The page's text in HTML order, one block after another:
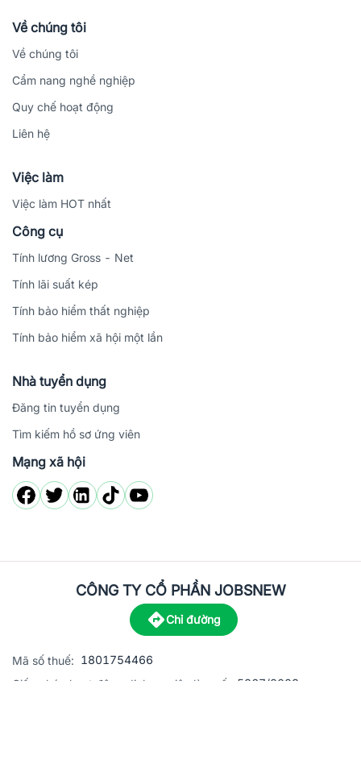
Về chúng tôi
Về chúng tôi
Cẩm nang nghề nghiệp
Quy chế hoạt động
Liên hệ
Việc làm
Việc làm HOT nhất
Công cụ
Tính lương Gross - Net
Tính lãi suất kép
Tính bảo hiểm thất nghiệp
Tính bảo hiểm xã hội một lần
Nhà tuyển dụng
Đăng tin tuyển dụng
Tìm kiếm hồ sơ ứng viên
Mạng xã hội
CÔNG TY CỔ PHẦN JOBSNEW
Chỉ đường
Mã số thuế: 1801754466
Giấy phép hoạt động dịch vụ việc làm số:
5867/2023